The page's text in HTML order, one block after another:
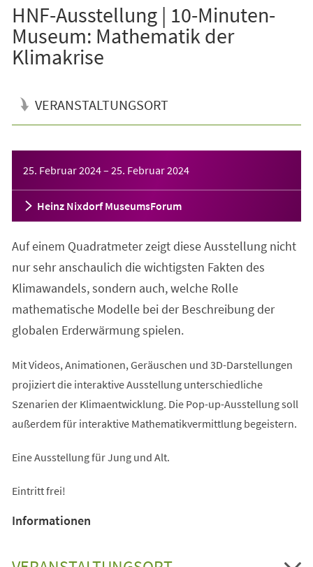
HNF-Ausstellung | 10-Minuten-
Museum: Mathematik der
Klimakrise
VERANSTALTUNGSORT
25. Februar 2024– 25. Februar 2024
Heinz Nixdorf MuseumsForum
Auf einem Quadratmeter zeigt diese Ausstellung nicht
nur sehr anschaulich die wichtigsten Fakten des
Klimawandels, sondern auch, welche Rolle
mathematische Modelle bei der Beschreibung der
globalen Erderwärmung spielen.
Mit Videos, Animationen, Geräuschen und 3D-Darstellungen
projiziert die interaktive Ausstellung unterschiedliche
Szenarien der Klimaentwicklung. Die Pop-up-Ausstellung soll
außerdem für interaktive Mathematikvermittlung begeistern.
Eine Ausstellung für Jung und Alt.
Eintritt frei!
Informationen